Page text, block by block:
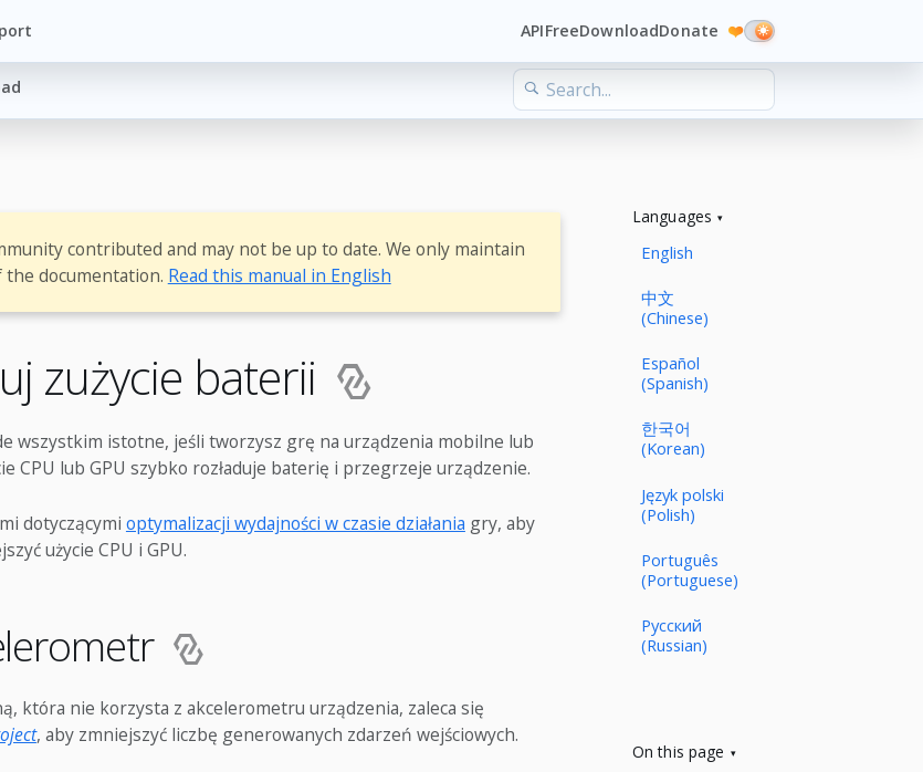
APIFreeDownloadDonate ❤️
contributed and may not be up to date. We only maintain
documentation. Read this manual in English
zużycie baterii
wszystkim istotne, jeśli tworzysz grę na urządzenia mobilne lub
CPU lub GPU szybko rozładuje baterię i przegrzeje urządzenie.
dotyczącymi optymalizacji wydajności w czasie działania gry, aby
użycie CPU i GPU.
która nie korzysta z akcelerometru urządzenia, zaleca się
, aby zmniejszyć liczbę generowanych zdarzeń wejściowych.
Languages
English
中文
(Chinese)
Español
(Spanish)
한국어
(Korean)
Język polski
(Polish)
Português
(Portuguese)
Русский
(Russian)
On this page